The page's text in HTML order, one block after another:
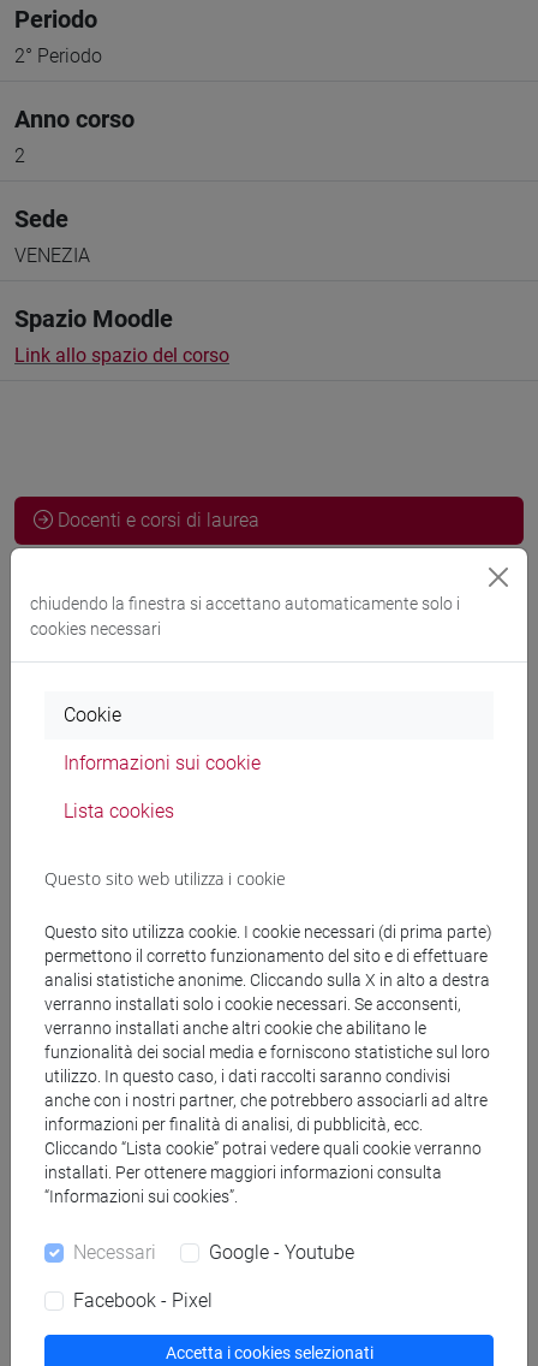
Periodo
2° Periodo
Anno corso
2
Sede
VENEZIA
Spazio Moodle
Link allo spazio del corso
Docenti e corsi di laurea
Docenti
Materiali didattici
Materiali su Moodle
Corsi di studio e percorsi
[ET11] ECONOMIA AZIENDALE - Laurea
business administration and management
Struttura generale dell'insegnamento
INSTITUTIONS
CORPORATE FINANCE AND FINANCIAL
CORPORATE FINANCE AND
chiudendo la finestra si accettano automaticamente solo i
cookies necessari
Cookie
Informazioni sui cookie
Lista cookies
Questo sito web utilizza i cookie
Questo sito utilizza cookie. I cookie necessari (di prima parte)
permettono il corretto funzionamento del sito e di effettuare
analisi statistiche anonime. Cliccando sulla X in alto a destra
verranno installati solo i cookie necessari. Se acconsenti,
verranno installati anche altri cookie che abilitano le
funzionalità dei social media e forniscono statistiche sul loro
utilizzo. In questo caso, i dati raccolti saranno condivisi
anche con i nostri partner, che potrebbero associarli ad altre
informazioni per finalità di analisi, di pubblicità, ecc.
Cliccando “Lista cookie” potrai vedere quali cookie verranno
installati. Per ottenere maggiori informazioni consulta
“Informazioni sui cookies”.
Necessari Google - Youtube
Facebook - Pixel
Accetta i cookies selezionati